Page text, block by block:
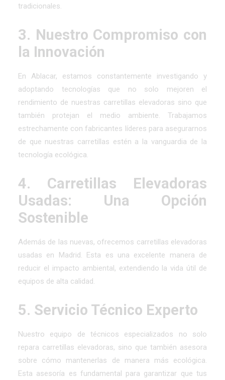
tradicionales.
3. Nuestro Compromiso con
la Innovación
En Ablacar, estamos constantemente investigando y
adoptando tecnologías que no solo mejoren el
rendimiento de nuestras carretillas elevadoras sino que
también protejan el medio ambiente. Trabajamos
estrechamente con fabricantes líderes para asegurarnos
de que nuestras carretillas estén a la vanguardia de la
tecnología ecológica.
4. Carretillas Elevadoras
Usadas: Una Opción
Sostenible
Además de las nuevas, ofrecemos carretillas elevadoras
usadas en Madrid. Esta es una excelente manera de
reducir el impacto ambiental, extendiendo la vida útil de
equipos de alta calidad.
5. Servicio Técnico Experto
Nuestro equipo de técnicos especializados no solo
repara carretillas elevadoras, sino que también asesora
sobre cómo mantenerlas de manera más ecológica.
Esta asesoría es fundamental para garantizar que tus